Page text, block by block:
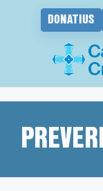
DONATIUS
contingut